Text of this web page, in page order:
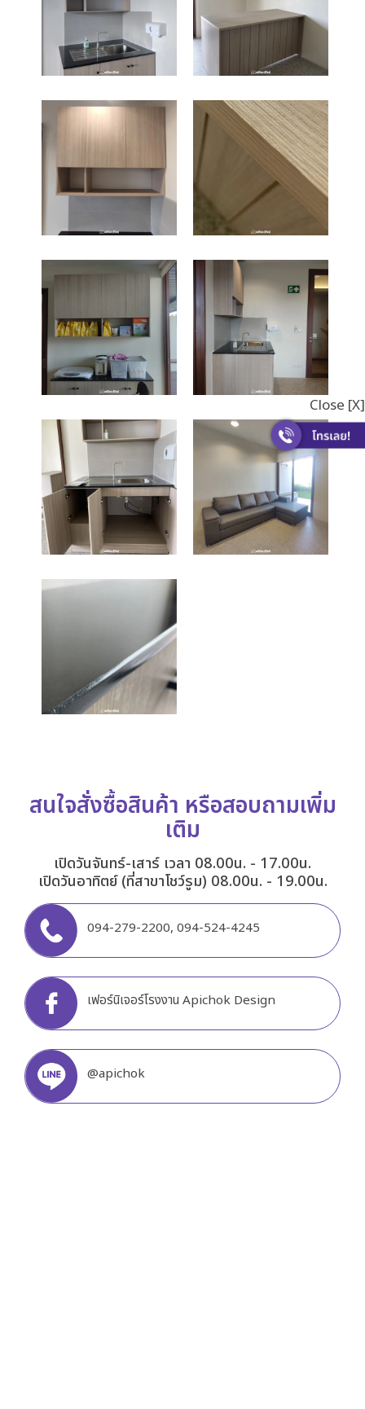
สนใจสั่งซื้อสินค้า หรือสอบถามเพิ่ม
เติม
เปิดวันจันทร์-เสาร์ เวลา 08.00น. - 17.00น.
เปิดวันอาทิตย์ (ที่สาขาโชว์รูม) 08.00น. - 19.00น.
094-279-2200, 094-524-4245
เฟอร์นิเจอร์โรงงาน Apichok Design
@apichok
Close [X]